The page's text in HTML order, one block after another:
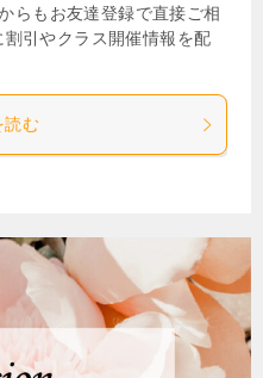
らもお友達登録で直接ご相
引やクラス開催情報を配
読む